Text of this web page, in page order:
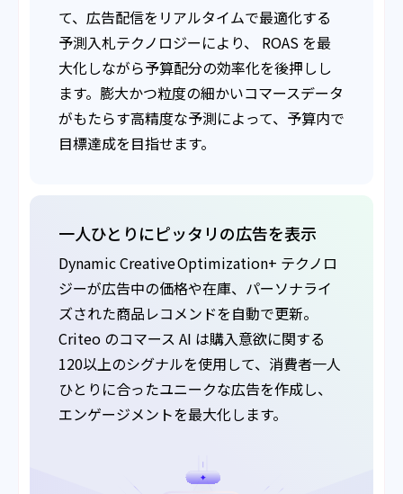
て、広告配信をリアルタイムで最適化する
予測入札テクノロジーにより、 ROAS を最
大化しながら予算配分の効率化を後押しし
ます。膨大かつ粒度の細かいコマースデータ
がもたらす高精度な予測によって、予算内で
目標達成を目指せます。
一人ひとりにピッタリの広告を表示
Dynamic Creative Optimization+ テクノロ
ジーが広告中の価格や在庫、パーソナライ
ズされた商品レコメンドを自動で更新。
Criteo のコマース AI は購入意欲に関する
120以上のシグナルを使用して、消費者一人
ひとりに合ったユニークな広告を作成し、
エンゲージメントを最大化します。